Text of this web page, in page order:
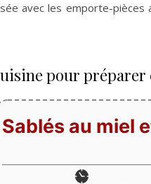
avec les emporte-
pour préparer
Sablés au miel